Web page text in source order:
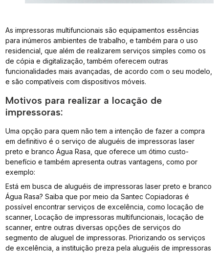
As impressoras multifuncionais são equipamentos essências
para inúmeros ambientes de trabalho, e também para o uso
residencial, que além de realizarem serviços simples como os
de cópia e digitalização, também oferecem outras
funcionalidades mais avançadas, de acordo com o seu modelo,
e são compatíveis com dispositivos móveis.
Motivos para realizar a locação de
impressoras:
Uma opção para quem não tem a intenção de fazer a compra
em definitivo é o serviço de aluguéis de impressoras laser
preto e branco Água Rasa, que oferece um ótimo custo-
benefício e também apresenta outras vantagens, como por
exemplo:
Está em busca de aluguéis de impressoras laser preto e branco
Água Rasa? Saiba que por meio da Santec Copiadoras é
possível encontrar serviços de excelência, como locação de
scanner, Locação de impressoras multifuncionais, locação de
scanner, entre outras diversas opções de serviços do
segmento de aluguel de impressoras. Priorizando os serviços
de excelência, a instituição preza pela aluguéis de impressoras